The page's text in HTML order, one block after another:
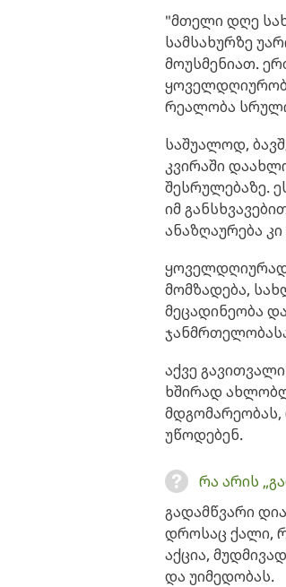
"მთელი დღე
სამსახურზე
მოუსმენიათ.
რეალობა
საშუალოდ,
კვირაში
შესრულებაზე.
იმ
ანაზღაურება
ყოველდღიურად
მომზადება,
მეცადინეობა
აქვე
ხშირად
უწოდებენ.
რა არის
გადამწვარი
დროსაც ქალი,
აქცია,
და უიმედობას.